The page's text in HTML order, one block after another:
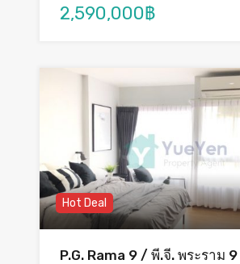
2,590,000฿
Hot Deal
P.G. Rama 9 / พี.จี. พระราม 9